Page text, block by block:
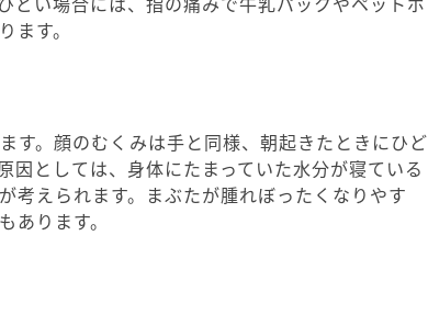
ます。
す。顔のむくみは手と同様、朝起きたときにひど
因としては、身体にたまっていた水分が寝ている
考えられます。まぶたが腫れぼったくなりやす
あります。